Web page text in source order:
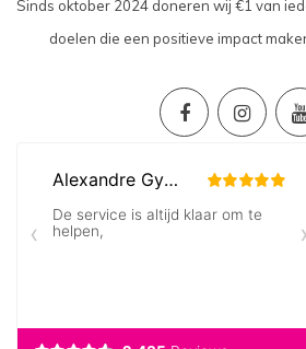
Sinds oktober 2024 doneren wij €1 van
doelen die een positieve impact